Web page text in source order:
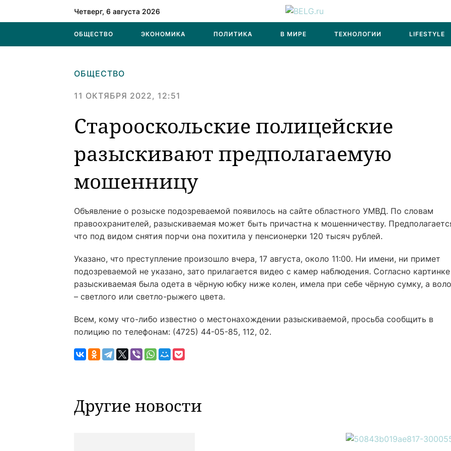
Четверг, 6 августа 2026
ОБЩЕСТВО ЭКОНОМИКА ПОЛИТИКА В МИРЕ ТЕХНОЛОГИИ LIFESTYLE
ОБЩЕСТВО
11 ОКТЯБРЯ 2022, 12:51
Старооскольские полицейские
разыскивают предполагаемую
мошенницу
Объявление о розыске подозреваемой появилось на сайте областного УМВД. По словам
правоохранителей, разыскиваемая может быть причастна к мошенничеству.
что под видом снятия порчи она похитила у пенсионерки 120 тысяч рублей.
Указано, что преступление произошло вчера, 17 августа, около 11:00. Ни имени, ни примет
подозреваемой не указано, зато прилагается видео с камер наблюдения. Согласно картинке
разыскиваемая была одета в чёрную юбку ниже колен, имела при себе чёрную сумку, а
– светлого или светло-рыжего цвета.
Всем, кому что-либо известно о местонахождении разыскиваемой, просьба сообщить в
полицию по телефонам: (4725) 44-05-85, 112, 02.
Другие новости